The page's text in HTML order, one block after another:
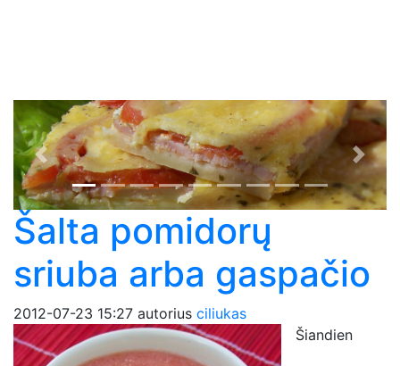
Previous Next
Šalta pomidorų
sriuba arba gaspačio
2012-07-23 15:27 autorius ciliukas
Šiandien